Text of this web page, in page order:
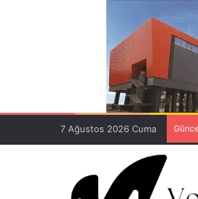
7 Ağustos 2026 Cuma